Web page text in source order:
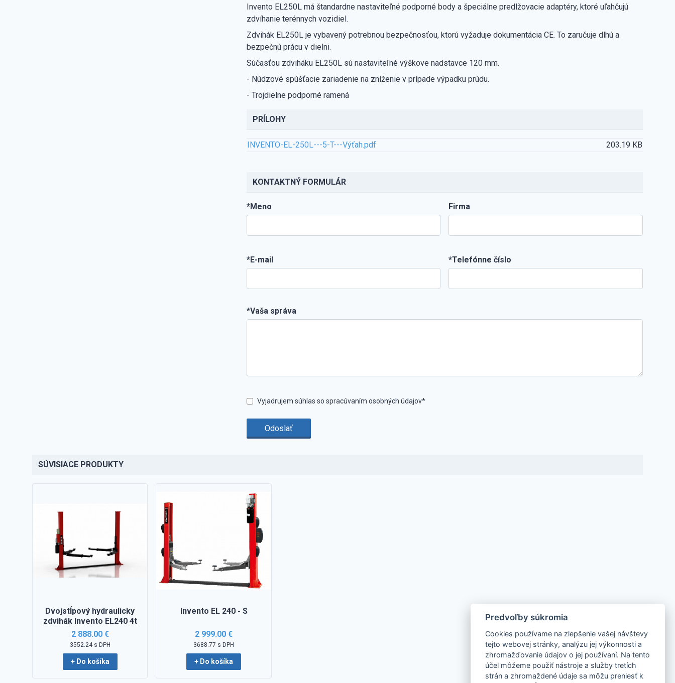
Invento EL250L má štandardne nastaviteľné podporné body a špeciálne predlžovacie adaptéry, ktoré uľahčujú
zdvíhanie terénnych vozidiel.
Zdvihák EL250L je vybavený potrebnou bezpečnosťou, ktorú vyžaduje dokumentácia CE. To zaručuje dlhú a
bezpečnú prácu v dielni.
Súčasťou zdviháku EL250L sú nastaviteľné výškove nadstavce 120 mm.
- Núdzové spúšťacie zariadenie na zníženie v prípade výpadku prúdu.
- Trojdielne podporné ramená
PRÍLOHY
INVENTO-EL-250L---5-T---Výťah.pdf 203.19 KB
KONTAKTNÝ FORMULÁR
*Meno Firma
*E-mail *Telefónne číslo
*Vaša správa
Vyjadrujem súhlas so spracúvaním osobných údajov*
Odoslať
SÚVISIACE PRODUKTY
Dvojstĺpový hydraulicky
zdvihák Invento EL240 4t
2 888.00 €
3552.24 s DPH
+ Do košíka
Invento EL 240 - S
2 999.00 €
3688.77 s DPH
+ Do košíka
Predvoľby súkromia
Cookies používame na zlepšenie vašej návštevy
tejto webovej stránky, analýzu jej výkonnosti a
zhromažďovanie údajov o jej používaní. Na tento
účel môžeme použiť nástroje a služby tretích
strán a zhromaždené údaje sa môžu preniesť k